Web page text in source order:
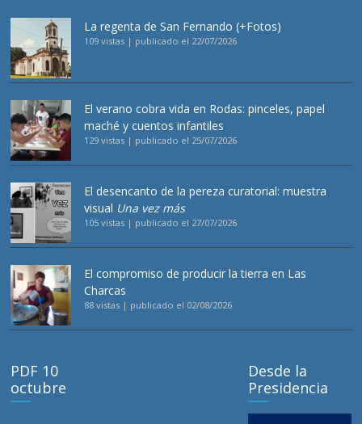
La regenta de San Fernando (+Fotos)
109 vistas | publicado el 22/07/2026
El verano cobra vida en Rodas: pinceles, papel
maché y cuentos infantiles
129 vistas | publicado el 25/07/2026
El desencanto de la pereza curatorial: muestra
visual Una vez más
105 vistas | publicado el 27/07/2026
El compromiso de producir la tierra en Las
Charcas
88 vistas | publicado el 02/08/2026
PDF 10
octubre
Desde la
Presidencia